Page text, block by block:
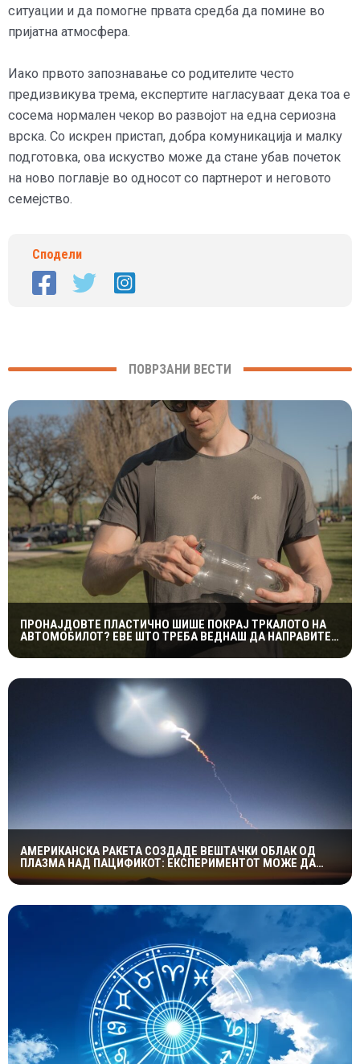
ситуации и да помогне првата средба да помине во
пријатна атмосфера.
Иако првото запознавање со родителите често
предизвикува трема, експертите нагласуваат дека тоа е
сосема нормален чекор во развојот на една сериозна
врска. Со искрен пристап, добра комуникација и малку
подготовка, ова искуство може да стане убав почеток
на ново поглавје во односот со партнерот и неговото
семејство.
Сподели
ПОВРЗАНИ ВЕСТИ
ПРОНАЈДОВТЕ ПЛАСТИЧНО ШИШЕ ПОКРАЈ ТРКАЛОТО НА
АВТОМОБИЛОТ? ЕВЕ ШТО ТРЕБА ВЕДНАШ ДА НАПРАВИТЕ
АМЕРИКАНСКА РАКЕТА СОЗДАДЕ ВЕШТАЧКИ ОБЛАК ОД
ПЛАЗМА НАД ПАЦИФИКОТ: ЕКСПЕРИМЕНТОТ МОЖЕ ДА
ПОМОГНЕ ВО ЗАШТИТАТА НА САТЕЛИТИТЕ